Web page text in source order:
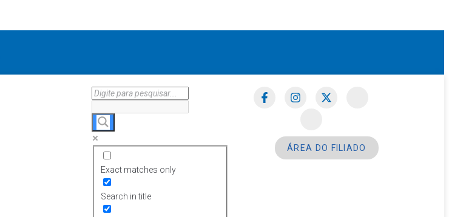
Exact matches only
Search in title
ÁREA DO FILIADO